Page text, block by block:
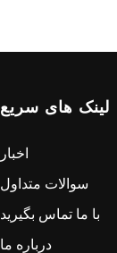
لینک های سریع
اخبار
سوالات متداول
با ما تماس بگیرید
درباره ما